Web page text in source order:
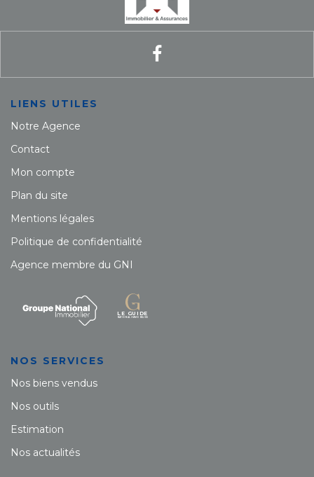
LIENS UTILES
Notre Agence
Contact
Mon compte
Plan du site
Mentions légales
Politique de confidentialité
Agence membre du GNI
NOS SERVICES
Nos biens vendus
Nos outils
Estimation
Nos actualités